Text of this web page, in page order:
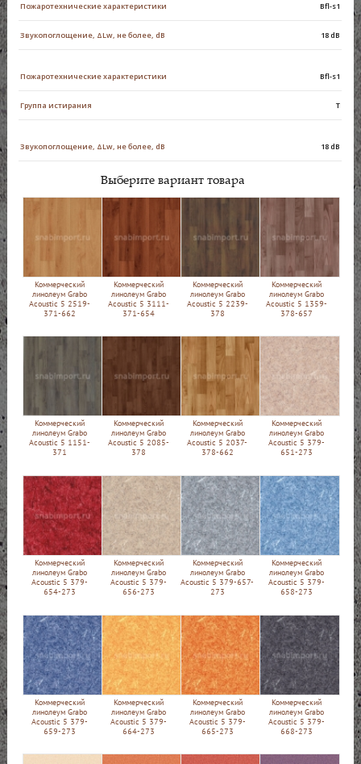
Пожаротехнические характеристики Bfl-s1
Звукопоглощение, ΔLw, не более, dB 18 dB
Пожаротехнические характеристики Bfl-s1
Группа истирания Т
Звукопоглощение, ΔLw, не более, dB 18 dB
Выберите вариант товара
Коммерческий
линолеум Grabo
Acoustic 5 2519-
371-662
Коммерческий
линолеум Grabo
Acoustic 5 3111-
371-654
Коммерческий
линолеум Grabo
Acoustic 5 2239-
378
Коммерческий
линолеум Grabo
Acoustic 5 1359-
378-657
Коммерческий
линолеум Grabo
Acoustic 5 1151-
371
Коммерческий
линолеум Grabo
Acoustic 5 2085-
378
Коммерческий
линолеум Grabo
Acoustic 5 2037-
378-662
Коммерческий
линолеум Grabo
Acoustic 5 379-
651-273
Коммерческий
линолеум Grabo
Acoustic 5 379-
654-273
Коммерческий
линолеум Grabo
Acoustic 5 379-
656-273
Коммерческий
линолеум Grabo
Acoustic 5 379-657-
273
Коммерческий
линолеум Grabo
Acoustic 5 379-
658-273
Коммерческий
линолеум Grabo
Acoustic 5 379-
659-273
Коммерческий
линолеум Grabo
Acoustic 5 379-
664-273
Коммерческий
линолеум Grabo
Acoustic 5 379-
665-273
Коммерческий
линолеум Grabo
Acoustic 5 379-
668-273